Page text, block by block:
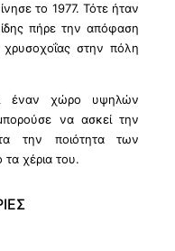
το 1977. Τότε ήταν
πήρε την απόφαση
χρυσοχοΐας στην πόλη
έναν χώρο υψηλών
να ασκεί την
την ποιότητα των
χέρια του.